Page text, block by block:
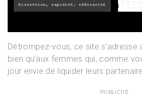
Détrompez-vous, ce site s’adresse
bien qu’aux femmes qui, comme
jour envie de liquider leurs
PUBLICITÉ